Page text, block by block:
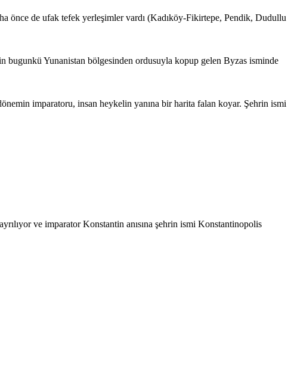
önce de ufak tefek yerleşimler vardı (Kadıköy-Fikirtepe, Pendik, Dudullu
Yunanistan bölgesinden ordusuyla kopup gelen Byzas isminde
imparatoru, insan heykelin yanına bir harita falan koyar. Şehrin ismi
ve imparator Konstantin anısına şehrin ismi Konstantinopolis